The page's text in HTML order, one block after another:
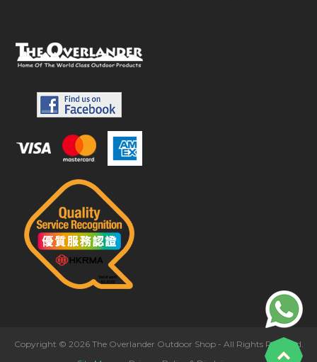
Copyright © 2026 The Overlander Outdoor Shop - All Rights Reserved.